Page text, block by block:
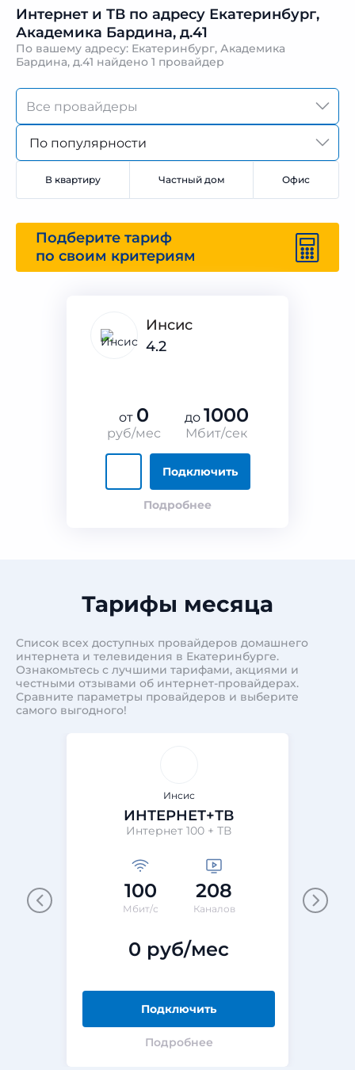
Интернет и ТВ по адресу Екатеринбург,
Академика Бардина, д.41
По вашему адресу: Екатеринбург, Академика
Бардина, д.41 найдено 1 провайдер
По популярности
В квартиру Частный дом Офис
Подберите тариф
по своим критериям
Инсис
4.2
от 0
руб/мес
до 1000
Мбит/сек
Подключить
Подробнее
Тарифы месяца
Список всех доступных провайдеров домашнего
интернета и телевидения в Екатеринбурге.
Ознакомьтесь с лучшими тарифами, акциями и
честными отзывами об интернет-провайдерах.
Сравните параметры провайдеров и выберите
самого выгодного!
Инсис
ИНТЕРНЕТ+ТВ
Интернет 100 + ТВ
100
Мбит/с
208
Каналов
0 руб/мес
Подключить
Подробнее